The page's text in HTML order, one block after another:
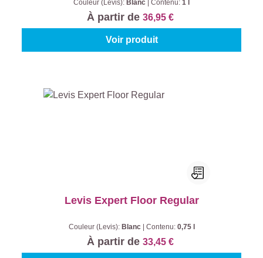
Couleur (Levis): Blanc Contenu: 1 l
À partir de 36,95 €
Voir produit
Levis Expert Floor Regular
Couleur (Levis): Blanc Contenu: 0,75 l
À partir de 33,45 €